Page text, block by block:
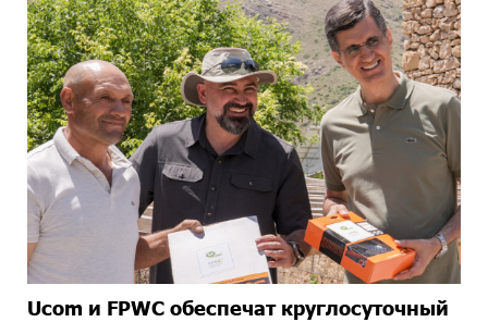
Ucom и FPWC обеспечат круглосуточный